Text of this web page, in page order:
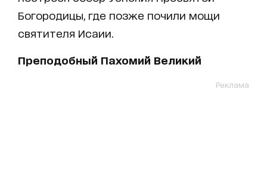
Богородицы, где позже почили мощи
святителя Исаии.
Преподобный Пахомий Великий
Реклама